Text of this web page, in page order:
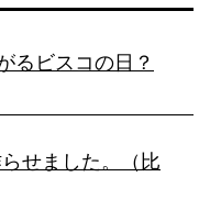
るビスコの日？
せました。（比